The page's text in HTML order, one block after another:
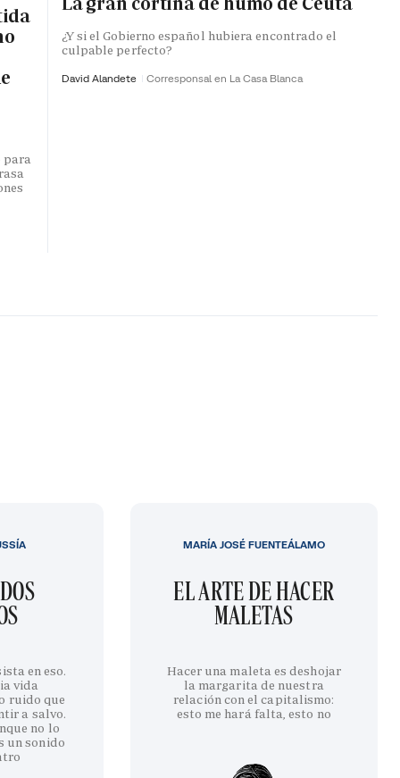
para
¿Y si el Gobierno español hubiera encontrado el
culpable perfecto?
David Alandete Corresponsal en La Casa Blanca
en eso.
vida
ruido que
a salvo.
no lo
un sonido
EL ARTE DE HACER
MALETAS
Hacer una maleta es deshojar
la margarita de nuestra
relación con el capitalismo:
esto me hará falta, esto no
MARÍA JOSÉ FUENTEÁLAMO